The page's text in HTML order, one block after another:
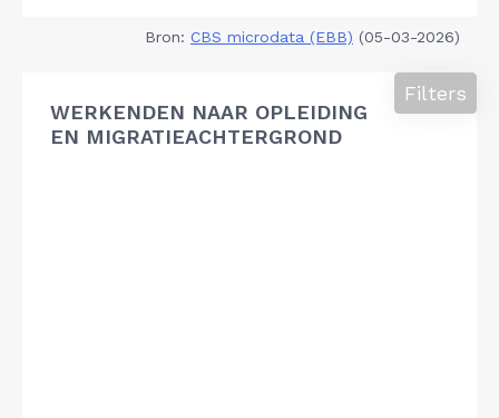
Bron: CBS microdata (EBB) (05-03-2026)
WERKENDEN NAAR OPLEIDING
EN MIGRATIEACHTERGROND
Filters